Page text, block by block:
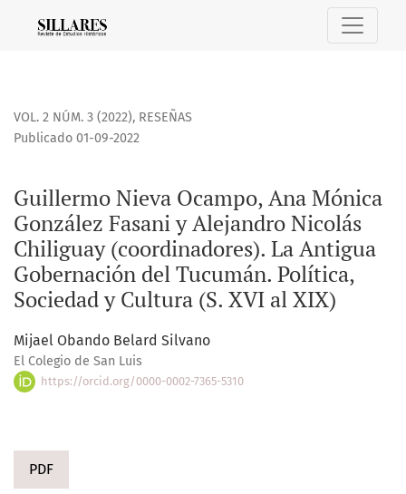
Guillermo Nieva Ocampo, Ana Mónica González Fasani y
VOL. 2 NÚM. 3 (2022), RESEÑAS
Guillermo Nieva Ocampo, Ana Mónica
González Fasani y Alejandro Nicolás
Chiliguay (coordinadores). La Antigua
Gobernación del Tucumán. Política,
Sociedad y Cultura (S. XVI al XIX)
Publicado 01-09-2022
Mijael Obando Belard Silvano
El Colegio de San Luis
https://orcid.org/0000-0002-7365-5310
PDF